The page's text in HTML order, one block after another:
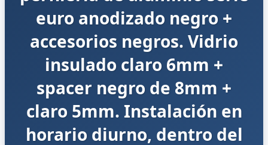
euro anodizado negro +
accesorios negros. Vidrio
insulado claro 6mm +
spacer negro de 8mm +
claro 5mm. Instalación en
horario diurno, dentro del